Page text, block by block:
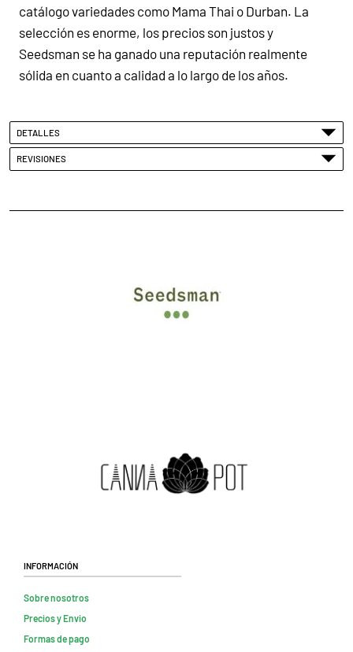
catálogo variedades como Mama Thai o Durban. La
selección es enorme, los precios son justos y
Seedsman se ha ganado una reputación realmente
sólida en cuanto a calidad a lo largo de los años.
DETALLES
REVISIONES
Información
Sobre nosotros
Precios y Envio
Formas de pago